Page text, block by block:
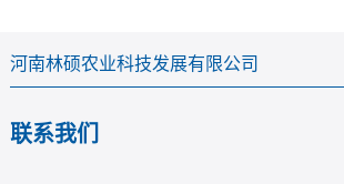
河南林硕农业科技发展有限公司
联系我们